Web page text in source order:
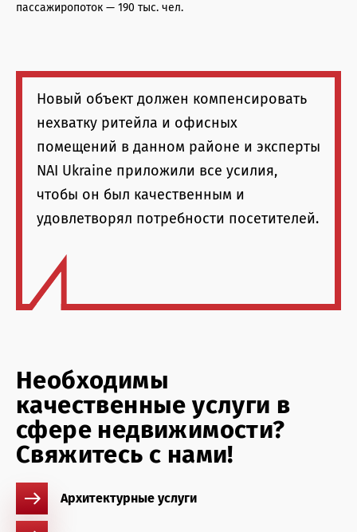
пассажиропоток — 190 тыс. чел.
Новый объект должен компенсировать
нехватку ритейла и офисных
помещений в данном районе и эксперты
NAI Ukraine приложили все усилия,
чтобы он был качественным и
удовлетворял потребности посетителей.
Необходимы
качественные услуги в
сфере недвижимости?
Свяжитесь с нами!
Архитектурные услуги